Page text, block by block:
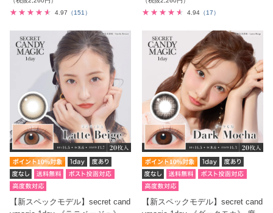
4.97 （151）
4.94 （17）
【新スペックモデル】secret cand
【新スペックモデル】secret cand